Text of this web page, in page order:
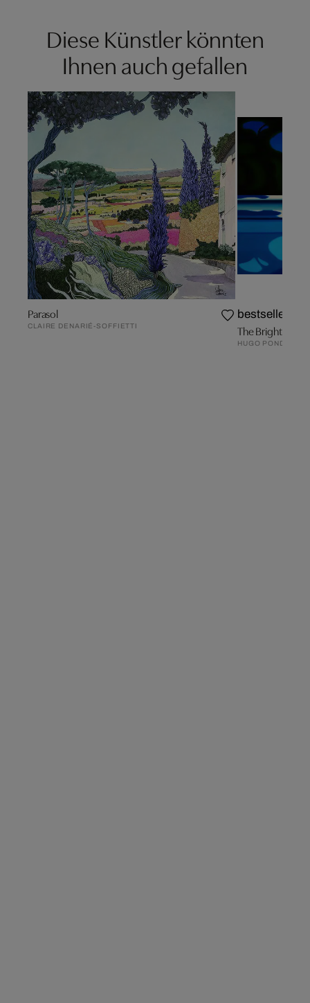
Diese Künstler könnten
Ihnen auch gefallen
Parasol
CLAIRE DENARIÉ-SOFFIETTI
bestseller
The Bright
HUGO PONDZ